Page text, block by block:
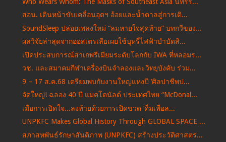
สอน. เดินหน้าขับเคลื่อนอุตฯ อ้อยและน้ำตาลสู่การเติ...
SoundSleep ปล่อยเพลงใหม่ “ลมหายใจสุดท้าย” บทกวีของ...
ผลวิจัยล่าสุดจากออสเตรเลียเผยใช้บุหรี่ไฟฟ้าบำบัดสิ...
เปิดประสบการณ์สาเกพรีเมียมระดับโลกกับ IWA ที่หลอมร...
วช. และสมาคมกีฬาเครื่องบินจำลองและวิทยุบังคับ ร่วม...
9 – 17 ส.ค.68 เตรียมพบกับงานใหญ่แห่งปี ‘ศิลปาชีพป...
จัดใหญ่! ฉลอง 40 ปี แมคโดนัลด์ ประเทศไทย “McDonal...
เมื่อการเปิดใจ...ลงท้ายด้วยการเปิดขวด ‘ดื่มเพื่อล...
UNPKFC Makes Global History Through GLOBAL SPACE ...
สภาสหพันธ์รักษาสันติภาพ (UNPKFC) สร้างประวัติศาสตร...